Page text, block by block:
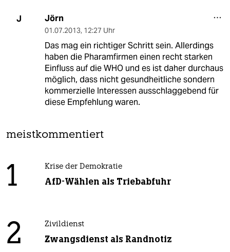
J Jörn
01.07.2013, 12:27 Uhr
Das mag ein richtiger Schritt sein. Allerdings
haben die Pharamfirmen einen recht starken
Einfluss auf die WHO und es ist daher durchaus
möglich, dass nicht gesundheitliche sondern
kommerzielle Interessen ausschlaggebend für
diese Empfehlung waren.
meistkommentiert
1 Krise der Demokratie
AfD-Wählen als Triebabfuhr
2 Zivildienst
Zwangsdienst als Randnotiz